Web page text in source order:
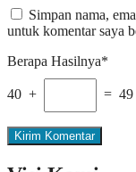
Simpan nama,
untuk komentar saya
Berapa Hasilnya*
40 + = 49